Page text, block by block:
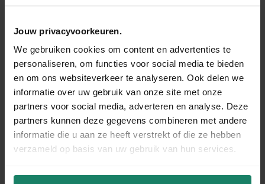
Jouw privacyvoorkeuren.
We gebruiken cookies om content en advertenties te
personaliseren, om functies voor social media te bieden
en om ons websiteverkeer te analyseren. Ook delen we
informatie over uw gebruik van onze site met onze
partners voor social media, adverteren en analyse. Deze
partners kunnen deze gegevens combineren met andere
informatie die u aan ze heeft verstrekt of die ze hebben
verzameld op basis van uw gebruik van hun services.